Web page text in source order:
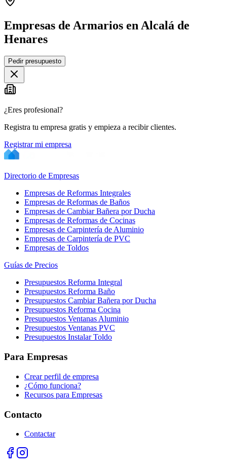
Empresas de Armarios en Alcalá de
Henares
+
−
Pedir presupuesto
¿Eres profesional?
Registra tu empresa gratis y empieza a recibir clientes.
Registrar mi empresa
Directorio de Empresas
Empresas de Reformas Integrales
Empresas de Reformas de Baños
Empresas de Cambiar Bañera por Ducha
Empresas de Reformas de Cocinas
Empresas de Carpintería de Aluminio
Empresas de Carpintería de PVC
Empresas de Toldos
Guías de Precios
Presupuestos Reforma Integral
Presupuestos Reforma Baño
Presupuestos Cambiar Bañera por Ducha
Presupuestos Reforma Cocina
Presupuestos Ventanas Aluminio
Presupuestos Ventanas PVC
Presupuestos Instalar Toldo
Para Empresas
Crear perfil de empresa
¿Cómo funciona?
Recursos para Empresas
Contacto
Contactar